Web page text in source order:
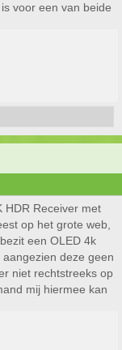
voor een van beide
HDR Receiver met
op het grote web,
een OLED 4k
deze geen
niet rechtstreeks op
mij hiermee kan